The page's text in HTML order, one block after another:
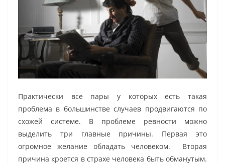
Практически все пары у которых есть такая
проблема в большинстве случаев продвигаются по
схожей системе. В проблеме ревности можно
выделить три главные причины. Первая это
огромное желание обладать человеком. Вторая
причина кроется в страхе человека быть обманутым.